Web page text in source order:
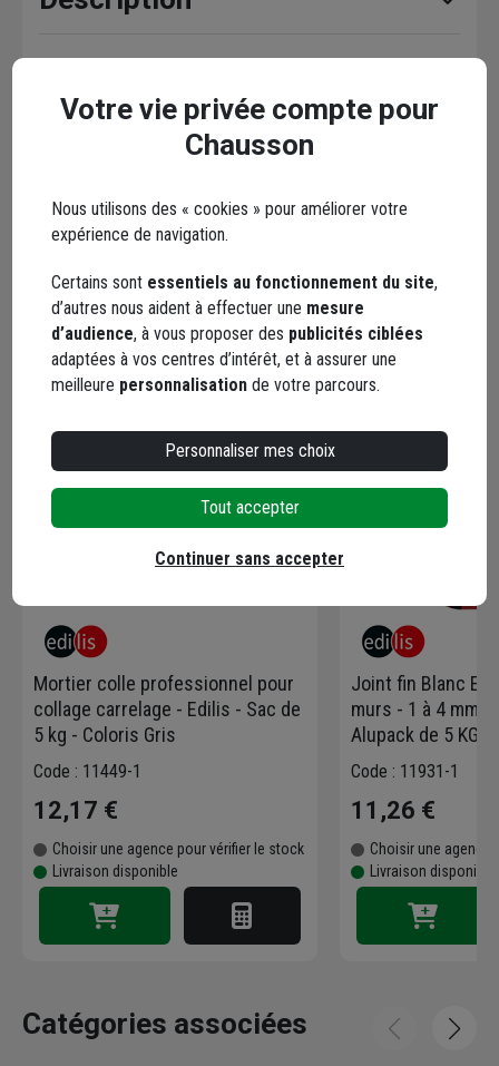
Conseils d'utilisation
Caractéristiques
Documents
En complément
Mortier colle professionnel pour
collage carrelage - Edilis - Sac de
5 kg - Coloris Gris
Code : 11449-1
12,17 €
Choisir une agence pour vérifier le stock
Livraison disponible
Joint fin Blanc
murs - 1 à 4 mm
Alupack de 5 KG
Code : 11931-1
11,26 €
Choisir une agence
Livraison disponible
Catégories associées
Votre vie privée compte pour
Chausson
Nous utilisons des « cookies » pour améliorer votre
expérience de navigation.
Certains sont essentiels au fonctionnement du site,
d’autres nous aident à effectuer une mesure
d’audience, à vous proposer des publicités ciblées
adaptées à vos centres d’intérêt, et à assurer une
meilleure personnalisation de votre parcours.
Personnaliser mes choix
Tout accepter
Continuer sans accepter